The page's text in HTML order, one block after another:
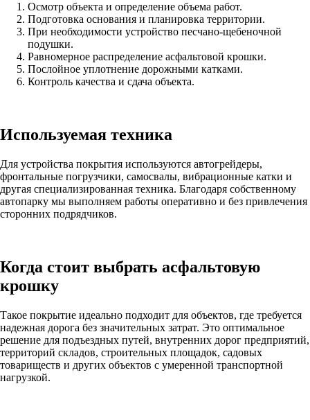
Осмотр объекта и определение объема работ.
Подготовка основания и планировка территории.
При необходимости устройство песчано-щебеночной
подушки.
Равномерное распределение асфальтовой крошки.
Послойное уплотнение дорожными катками.
Контроль качества и сдача объекта.
Используемая техника
Для устройства покрытия используются автогрейдеры,
фронтальные погрузчики, самосвалы, вибрационные катки и
другая специализированная техника. Благодаря собственному
автопарку мы выполняем работы оперативно и без привлечения
сторонних подрядчиков.
Когда стоит выбрать асфальтовую
крошку
Такое покрытие идеально подходит для объектов, где требуется
надежная дорога без значительных затрат. Это оптимальное
решение для подъездных путей, внутренних дорог предприятий,
территорий складов, строительных площадок, садовых
товариществ и других объектов с умеренной транспортной
нагрузкой.